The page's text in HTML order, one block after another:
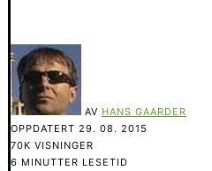
AV HANS GAARDER
OPPDATERT 29. 08. 2015
70K VISNINGER
6 MINUTTER LESETID